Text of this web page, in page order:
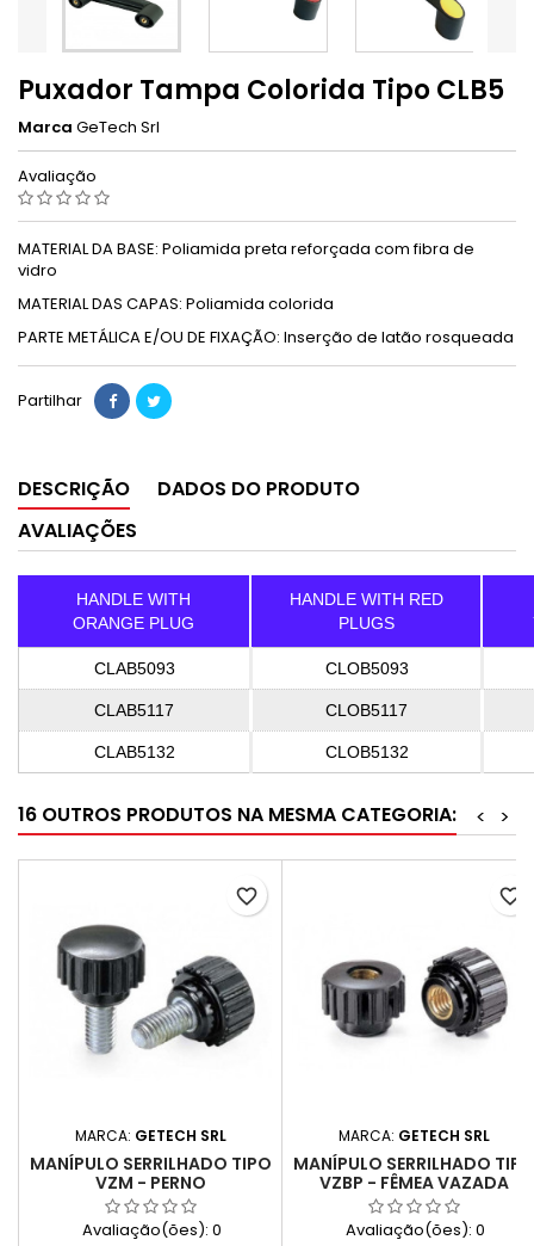
Puxador Tampa Colorida Tipo CLB5
Marca GeTech Srl
Avaliação
MATERIAL DA BASE: Poliamida preta reforçada com fibra de
vidro
MATERIAL DAS CAPAS: Poliamida colorida
PARTE METÁLICA E/OU DE FIXAÇÃO: Inserção de latão rosqueada
Partilhar
DESCRIÇÃO
DADOS DO PRODUTO
AVALIAÇÕES
HANDLE WITH
ORANGE PLUG
HANDLE WITH RED
PLUGS
CLAB5093 CLOB5093
CLAB5117 CLOB5117
CLAB5132 CLOB5132
16 OUTROS PRODUTOS NA MESMA CATEGORIA: >
<
MARCA: GETECH SRL
MANÍPULO SERRILHADO TIPO
VZM - PERNO
Avaliação(ões): 0
favorite_border
MARCA: GETECH SRL
MANÍPULO SERRILHADO TIPO
VZBP - FÊMEA VAZADA
Avaliação(ões): 0
favorite_border